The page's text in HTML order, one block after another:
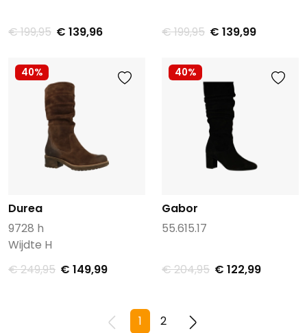
€ 199,95 € 139,96 € 199,95 € 139,99
40%
Durea
9728 h
Wijdte H
€ 249,95 € 149,99
40%
Gabor
55.615.17
€ 204,95 € 122,99
1 2